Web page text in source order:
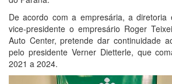
De acordo com a empresária, a diretoria
vice-presidente o empresário Roger
Auto Center, pretende dar continuidade
pelo presidente Verner Dietterle, que
2021 a 2024.